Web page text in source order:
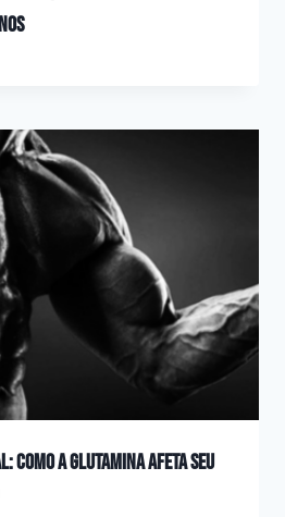
como a glutamina afeta seu